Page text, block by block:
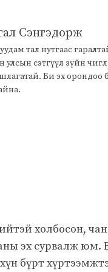
Сэнгэдорж
тал нутгаас
улсын сэтгүүл зүйн
Би эх
холбосон,
эх сурвалж юм.
бүрт